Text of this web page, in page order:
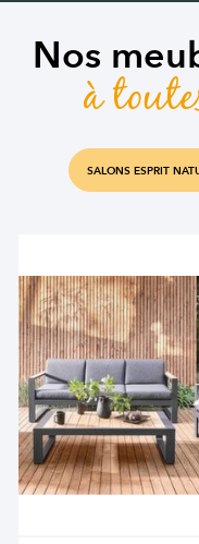
Nos
à
SALONS ESPRIT